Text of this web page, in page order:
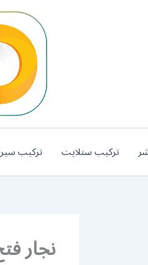
تركيب ستلايت تركيب
نجار